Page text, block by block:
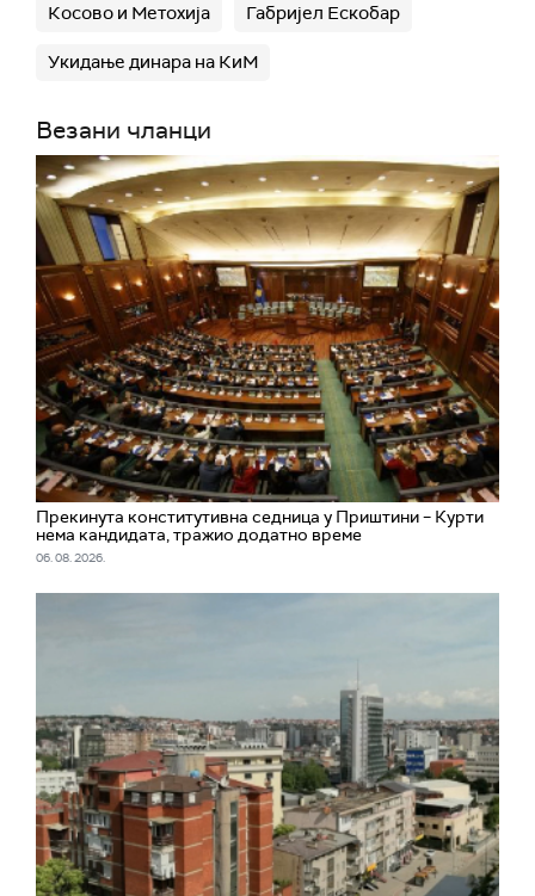
Косово и Метохија Габријел Ескобар
Укидање динара на КиМ
Везани чланци
Прекинута конститутивна седница у Приштини – Курти
нема кандидата, тражио додатно време
06. 08. 2026.